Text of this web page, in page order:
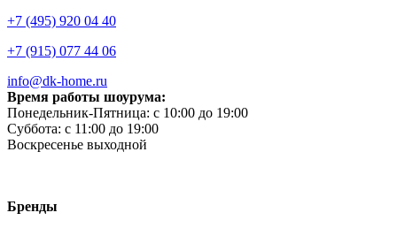
+7 (495) 920 04 40
+7 (915) 077 44 06
info@dk-home.ru
Время работы шоурума:
Понедельник-Пятница: c 10:00 до 19:00
Суббота: c 11:00 до 19:00
Воскресенье выходной
Бренды